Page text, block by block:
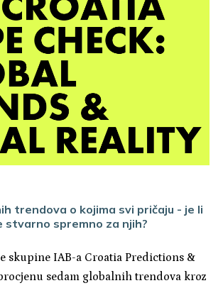
trendova o kojima svi pričaju - je li
stvarno spremno za njih?
skupine IAB-a Croatia Predictions &
sedam globalnih trendova kroz